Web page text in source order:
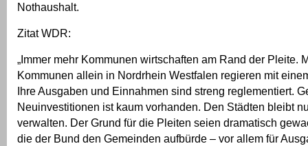
Nothaushalt.
Zitat WDR:
„Immer mehr Kommunen wirtschaften am Rand der Pleite.
Kommunen allein in Nordrhein Westfalen regieren mit
Ihre Ausgaben und Einnahmen sind streng reglementiert.
Neuinvestitionen ist kaum vorhanden. Den Städten bleibt
verwalten. Der Grund für die Pleiten seien dramatisch
die der Bund den Gemeinden aufbürde – vor allem für